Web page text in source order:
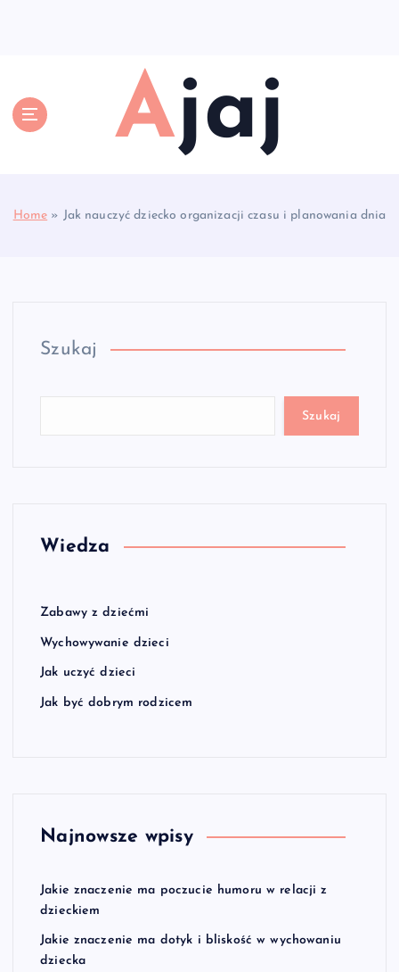
Ajaj
Home » Jak nauczyć dziecko organizacji czasu i planowania dnia
Szukaj
Szukaj
Wiedza
Zabawy z dziećmi
Wychowywanie dzieci
Jak uczyć dzieci
Jak być dobrym rodzicem
Najnowsze wpisy
Jakie znaczenie ma poczucie humoru w relacji z
dzieckiem
Jakie znaczenie ma dotyk i bliskość w wychowaniu
dziecka